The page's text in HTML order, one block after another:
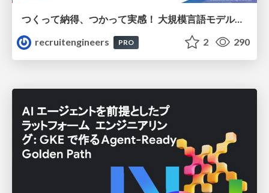
つくって納得、つかって実感！ 大規模言語モデルことはじめ ver2.0
recruitengineers
PRO 2 290